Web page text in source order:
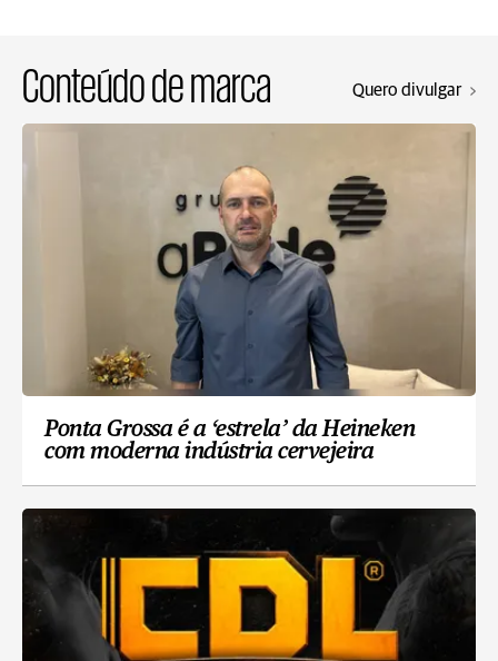
Conteúdo de marca Quero divulgar
Ponta Grossa é a ‘estrela’ da Heineken
com moderna indústria cervejeira